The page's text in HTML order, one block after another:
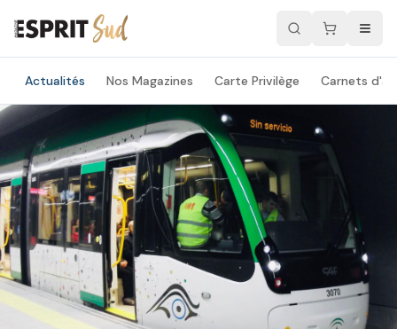
Actualités Nos Magazines Carte Privilège Carnets